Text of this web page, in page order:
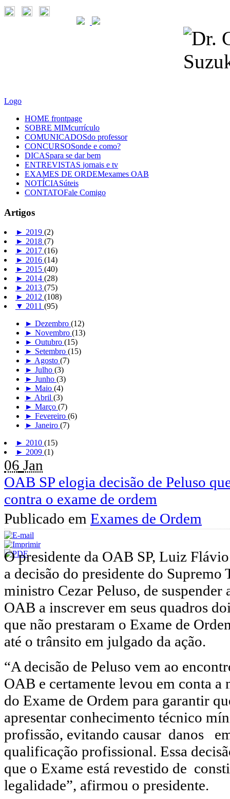
Logo
HOME frontpage
SOBRE MIMcurrículo
COMUNICADOSdo professor
CONCURSOSonde e como?
DICASpara se dar bem
ENTREVISTAS jornais e tv
EXAMES DE ORDEMexames OAB
NOTÍCIASúteis
CONTATOFale Comigo
Artigos
► 2019 (2)
► 2018 (7)
► 2017 (16)
► 2016 (14)
► 2015 (40)
► 2014 (28)
► 2013 (75)
► 2012 (108)
▼ 2011 (95)
► Dezembro (12)
► Novembro (13)
► Outubro (15)
► Setembro (15)
► Agosto (7)
► Julho (3)
► Junho (3)
► Maio (4)
► Abril (3)
► Março (7)
► Fevereiro (6)
► Janeiro (7)
► 2010 (15)
► 2009 (1)
06 Jan
OAB SP elogia decisão de Peluso
contra o exame de ordem
Publicado em Exames de Ordem
O presidente da OAB SP, Luiz
a decisão do presidente do
ministro Cezar Peluso, de
OAB a inscrever em seus quadros
que não prestaram o Exame de
até o trânsito em julgado da ação.
“A decisão de Peluso vem ao
OAB e certamente levou em conta a
do Exame de Ordem para garantir
apresentar conhecimento técnico
profissão, evitando causar danos
qualificação profissional. Essa
que o Exame está revestido de
legalidade”, afirmou o presidente.